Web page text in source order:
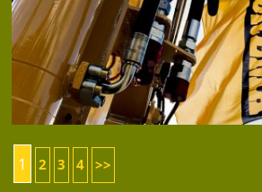
1 2 3 4 >>